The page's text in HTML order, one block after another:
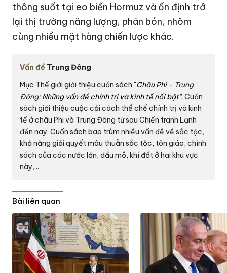
thông suốt tại eo biển Hormuz và ổn định trở
lại thị trường năng lượng, phân bón, nhôm
cùng nhiều mặt hàng chiến lược khác.
Vấn đề Trung Đông
Mục Thế giới giới thiệu cuốn sách "Châu Phi - Trung
Đông: Những vấn đề chính trị và kinh tế nổi bật". Cuốn
sách giới thiệu cuộc cải cách thể chế chính trị và kinh
tế ở châu Phi và Trung Đông từ sau Chiến tranh Lạnh
đến nay. Cuốn sách bao trùm nhiều vấn đề về sắc tộc,
khả năng giải quyết mâu thuẫn sắc tộc, tôn giáo, chính
sách của các nước lớn, dầu mỏ, khí đốt ở hai khu vực
này,...
Bài liên quan